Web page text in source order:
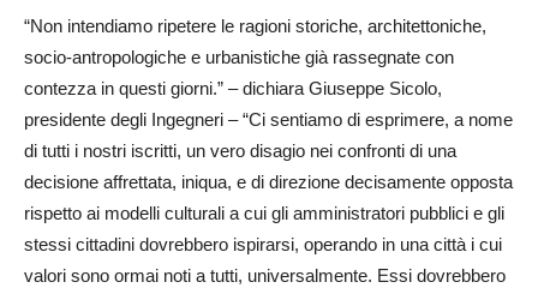
“Non intendiamo ripetere le ragioni storiche, architettoniche,
socio-antropologiche e urbanistiche già rassegnate con
contezza in questi giorni.” – dichiara Giuseppe Sicolo,
presidente degli Ingegneri – “Ci sentiamo di esprimere, a nome
di tutti i nostri iscritti, un vero disagio nei confronti di una
decisione affrettata, iniqua, e di direzione decisamente opposta
rispetto ai modelli culturali a cui gli amministratori pubblici e gli
stessi cittadini dovrebbero ispirarsi, operando in una città i cui
valori sono ormai noti a tutti, universalmente. Essi dovrebbero